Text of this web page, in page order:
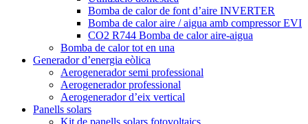
Bomba de calor de font d’aire INVERTER
Bomba de calor aire / aigua amb compressor EVI
CO2 R744 Bomba de calor aire-aigua
Bomba de calor tot en una
Generador d’energia eòlica
Aerogenerador semi professional
Aerogenerador professional
Aerogenerador d’eix vertical
Panells solars